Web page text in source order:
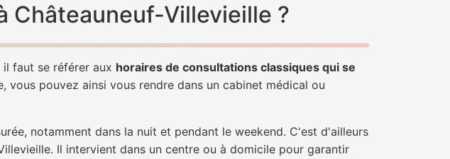
Châteauneuf-Villevieille ?
faut se référer aux horaires de consultations classiques qui se
vous pouvez ainsi vous rendre dans un cabinet médical ou
notamment dans la nuit et pendant le weekend. C'est d'ailleurs
Il intervient dans un centre ou à domicile pour garantir